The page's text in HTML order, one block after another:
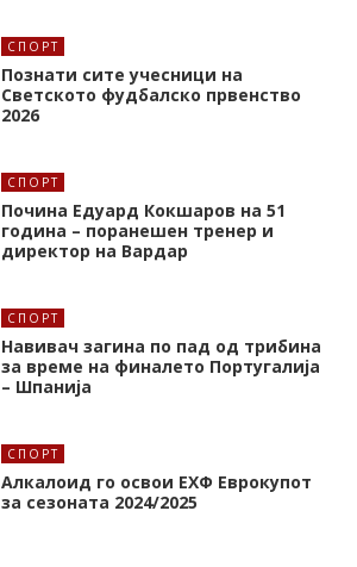
СПОРТ
Познати сите учесници на
Светското фудбалско првенство
2026
СПОРТ
Почина Едуард Кокшаров на 51
година – поранешен тренер и
директор на Вардар
СПОРТ
Навивач загина по пад од трибина
за време на финалето Португалија
– Шпанија
СПОРТ
Алкалоид го освои ЕХФ Еврокупот
за сезоната 2024/2025